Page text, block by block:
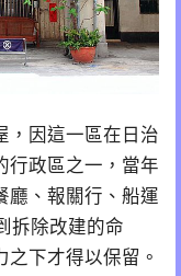
，因這一區在日治
行政區之一，當年
廳、報關行、船運
拆除改建的命
下才得以保留。